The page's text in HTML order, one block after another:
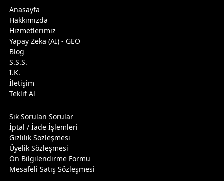
Anasayfa
Hakkımızda
Hizmetlerimiz
Yapay Zeka (AI) - GEO
Blog
S.S.S.
İ.K.
İletişim
Teklif Al
Sık Sorulan Sorular
İptal / İade İşlemleri
Gizlilik Sözleşmesi
Üyelik Sözleşmesi
Ön Bilgilendirme Formu
Mesafeli Satış Sözleşmesi